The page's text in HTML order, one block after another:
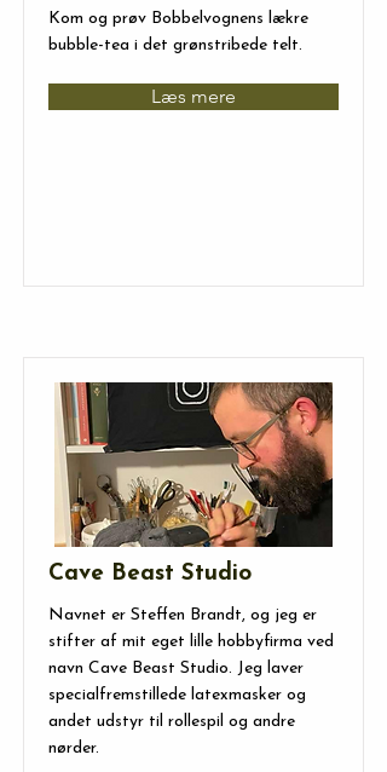
Kom og prøv Bobbelvognens lækre
bubble-tea i det grønstribede telt.
Læs mere
Cave Beast Studio
Navnet er Steffen Brandt, og jeg er
stifter af mit eget lille hobbyfirma ved
navn Cave Beast Studio. Jeg laver
specialfremstillede latexmasker og
andet udstyr til rollespil og andre
nørder.